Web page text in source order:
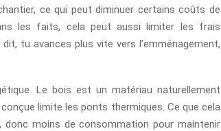
ce qui peut diminuer certains coûts de
les faits, cela peut aussi limiter les frais
tu avances plus vite vers l’emménagement,
Le bois est un matériau naturellement
limite les ponts thermiques. Ce que cela
moins de consommation pour maintenir